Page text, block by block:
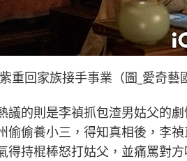
重回家族接手事業（圖_愛奇藝
議的則是李禎抓包渣男姑父的
偷偷養小三，得知真相後，李
得持棍棒怒打姑父，並痛罵對